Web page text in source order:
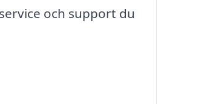
och support du